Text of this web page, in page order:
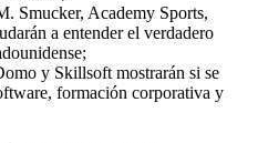
Smucker, Academy Sports,
a entender el verdadero
y Skillsoft mostrarán si se
formación corporativa y